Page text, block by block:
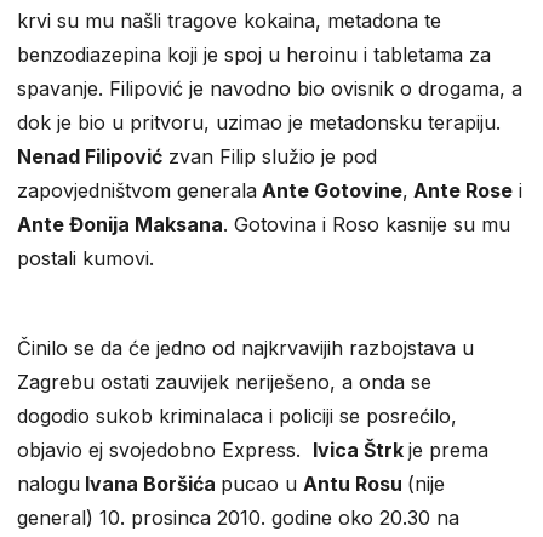
krvi su mu našli tragove kokaina, metadona te
benzodiazepina koji je spoj u heroinu i tabletama za
spavanje. Filipović je navodno bio ovisnik o drogama, a
dok je bio u pritvoru, uzimao je metadonsku terapiju.
Nenad Filipović zvan Filip služio je pod
zapovjedništvom generala Ante Gotovine, Ante Rose i
Ante Đonija Maksana. Gotovina i Roso kasnije su mu
postali kumovi.
Činilo se da će jedno od najkrvavijih razbojstava u
Zagrebu ostati zauvijek neriješeno, a onda se
dogodio sukob kriminalaca i policiji se posrećilo,
objavio ej svojedobno Express. Ivica Štrk je prema
nalogu Ivana Boršića pucao u Antu Rosu (nije
general) 10. prosinca 2010. godine oko 20.30 na